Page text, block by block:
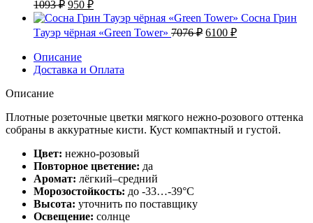
288 ₽.
1093₽
цена
составляла
1093 ₽.
950 ₽
цена:
950 ₽.
Сосна Грин
Тауэр чёрная «Green Tower» 7076₽ Первоначальная
6100 ₽Текущая
Описание
Доставка и Оплата
Описание
Плотные розеточные цветки мягкого нежно-розового оттенка
собраны в аккуратные кисти. Куст компактный и густой.
Цвет: нежно-розовый
Повторное цветение: да
Аромат: лёгкий–средний
Морозостойкость: до -33…-39°C
Высота: уточнить по поставщику
Освещение: солнце